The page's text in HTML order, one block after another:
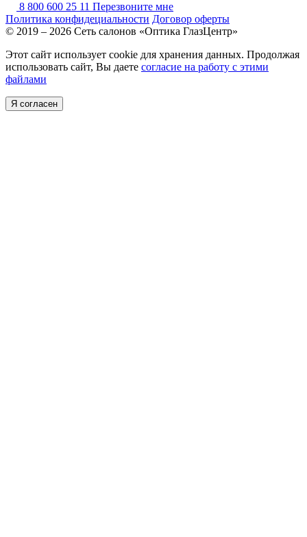
8 800 600 25 11 Перезвоните мне
Политика конфидециальности Договор оферты
© 2019 – 2026 Сеть салонов «Оптика ГлазЦентр»
Этот сайт использует cookie для хранения данных. Продолжая
использовать сайт, Вы даете согласие на работу с этими
файлами
Я согласен